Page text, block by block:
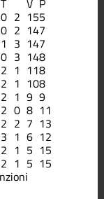
0 2 155
0 2 147
1 3 147
0 3 148
2 1 118
2 1 108
2 1 9 9
2 0 8 11
2 2 7 13
3 1 6 12
2 1 5 15
2 1 5 15